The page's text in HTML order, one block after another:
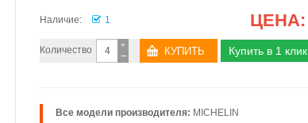
Наличие: 1 ЦЕНА:
Количество −
+ Купить в 1 клик
Все модели производителя: MICHELIN